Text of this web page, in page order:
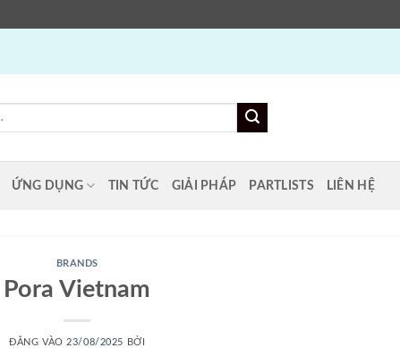
ỨNG DỤNG TIN TỨC GIẢI PHÁP PARTLISTS LIÊN HỆ
BRANDS
Pora Vietnam
ĐĂNG VÀO 23/08/2025 BỞI